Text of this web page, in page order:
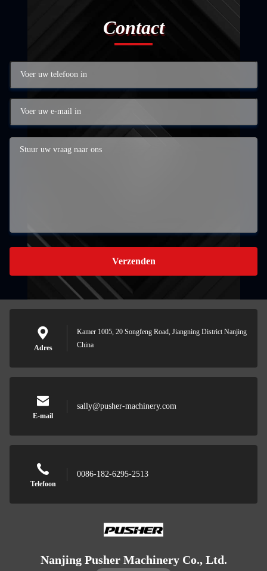
Contact
Verzenden
Adres
Kamer 1005, 20 Songfeng Road, Jiangning District Nanjing
China
E-mail
sally@pusher-machinery.com
Telefoon
0086-182-6295-2513
Nanjing Pusher Machinery Co., Ltd.